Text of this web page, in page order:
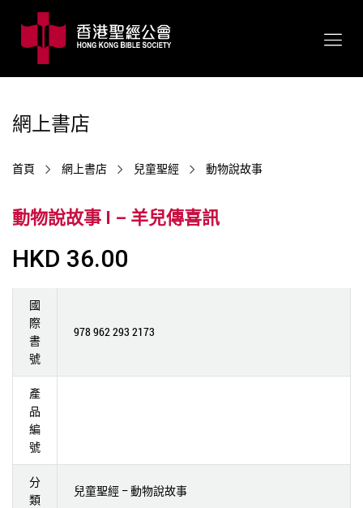
網上書店
首頁 網上書店 兒童聖經 動物說故事
動物說故事 I – 羊兒傳喜訊
HKD 36.00
國
際
書
號
978 962 293 2173
產
品
編
號
分
類
兒童聖經 – 動物說故事